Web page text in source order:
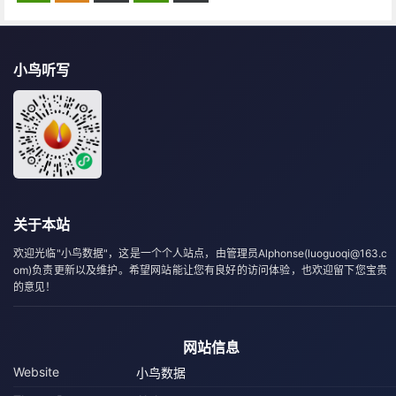
小鸟听写
关于本站
欢迎光临"小鸟数据"，这是一个个人站点，由管理员Alphonse(luoguoqi@163.c
om)负责更新以及维护。希望网站能让您有良好的访问体验，也欢迎留下您宝贵
的意见！
网站信息
Website
小鸟数据